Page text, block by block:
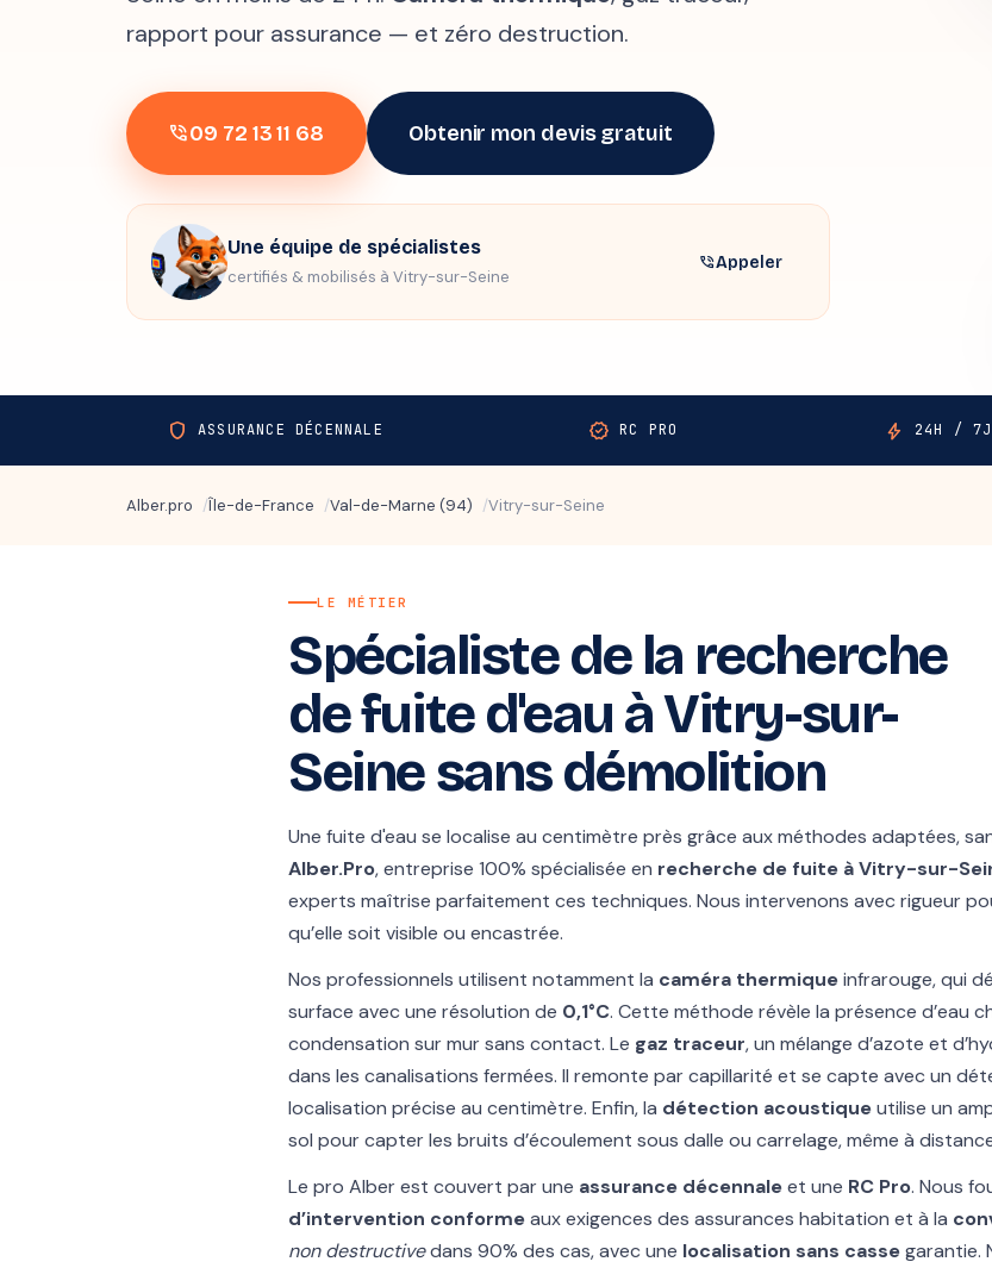
rapport pour assurance — et zéro destruction.
phone_in_talk09 72 13 11 68 Obtenir mon devis gratuit
Une équipe de spécialistes
certifiés & mobilisés à Vitry-sur-Seine
phone_in_talkAppeler
shield ASSURANCE DÉCENNALE verified RC PRO bolt 24H / 7J
Alber.pro Île-de-France Val-de-Marne (94) Vitry-sur-Seine
LE MÉTIER
Spécialiste de la recherche
de fuite d'eau à Vitry-sur-
Seine sans démolition
Une fuite d'eau se localise au centimètre près grâce aux méthodes adaptées,
Alber.Pro, entreprise 100% spécialisée en recherche de fuite à Vitry-sur-
experts maîtrise parfaitement ces techniques. Nous intervenons avec rigueur
qu’elle soit visible ou encastrée.
Nos professionnels utilisent notamment la caméra thermiqueinfrarouge, qui
surface avec une résolution de 0,1°C. Cette méthode révèle la présence d’eau
condensation sur mur sans contact. Le gaz traceur, un mélange d’azote et
dans les canalisations fermées. Il remonte par capillarité et se capte avec un
localisation précise au centimètre. Enfin, la détection acoustiqueutilise un
sol pour capter les bruits d’écoulement sous dalle ou carrelage, même à
Le pro Alber est couvert par une assurance décennaleet une RC Pro. Nous
d’intervention conformeaux exigences des assurances habitation et à la
non destructivedans 90% des cas, avec une localisation sans cassegarantie.